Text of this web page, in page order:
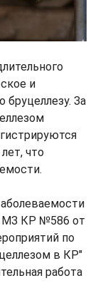
и
бруцеллезу. За
что
МЗ КР №586 от
по
в КР"
работа